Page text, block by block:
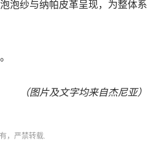
泡纱与纳帕皮革呈现，为整体系
（图片及文字均来自杰尼亚）
，严禁转载.